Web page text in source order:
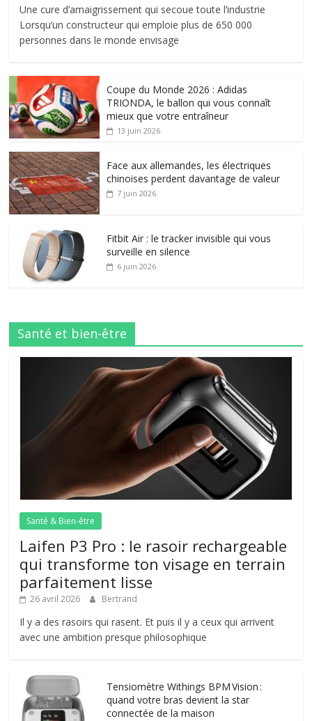
Une cure d’amaigrissement qui secoue toute l’industrie
Lorsqu’un constructeur qui emploie plus de 650 000
personnes dans le monde envisage
Coupe du Monde 2026 : Adidas
TRIONDA, le ballon qui vous connaît
mieux que votre entraîneur
13 juin 2026
Face aux allemandes, les électriques
chinoises perdent davantage de valeur
7 juin 2026
Fitbit Air : le tracker invisible qui vous
surveille en silence
6 juin 2026
Santé et bien-être
Santé & Bien-être
Laifen P3 Pro : le rasoir rechargeable
qui transforme ton visage en terrain
parfaitement lisse
26 avril 2026 Bertrand
Il y a des rasoirs qui rasent. Et puis il y a ceux qui arrivent
avec une ambition presque philosophique
Tensiomètre Withings BPM Vision :
quand votre bras devient la star
connectée de la maison